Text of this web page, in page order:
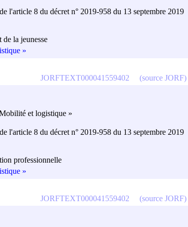
l'article 8 du décret n° 2019-958 du 13 septembre 2019
de la jeunesse
»
et logistique »
l'article 8 du décret n° 2019-958 du 13 septembre 2019
professionnelle
»
JORFTEXT000041559402 (source JORF)
JORFTEXT000041559402 (source JORF)